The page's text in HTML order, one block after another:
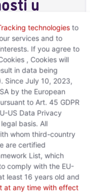
u
Globalni trgovinski
stečajeva. ožujka
za upravljanje
technologiesto
services and to
If you agree to
, Cookies will
in data being
Since July 10, 2023,
by the European
to Art. 45 GDPR
US Data Privacy
basis. All
whom third-country
are certified
List, which
comply with the EU-
least 16 years old and
at any time with effect